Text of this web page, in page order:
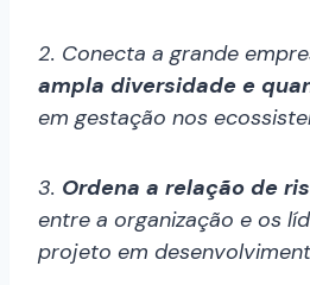
2. Conecta a grande
ampla diversidade e
em gestação nos
3. Ordena a relação de
entre a organização e os
projeto em